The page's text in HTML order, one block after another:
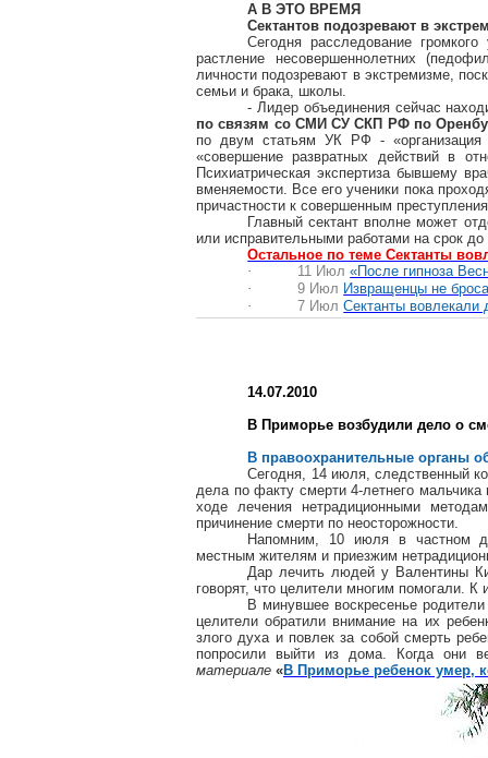
А В ЭТО ВРЕМЯ
Сектантов подозревают в
Сегодня расследование
растление несовершеннолетних
личности подозревают в экстремизме,
семьи и брака, школы.
- Лидер объединения сейчас
по связям со СМИ СУ СКП РФ по
по двум статьям УК РФ - «организация
«совершение развратных действий в
Психиатрическая экспертиза бывшему
вменяемости. Все его ученики пока
причастности к совершенным
Главный сектант вполне может
или исправительными работами на срок до
Остальное по теме Сектанты
·
11 Июл «После гипноза
·
9 Июл Извращенцы не
·
7 Июл Сектанты вовлекали
14.07.2010
В Приморье возбудили дело о
В правоохранительные органы
Сегодня, 14 июля, следственный
дела по факту смерти 4-летнего
ходе лечения нетрадиционными
причинение смерти по неосторожности.
Напомним, 10 июля в частном
местным жителям и приезжим
Дар лечить людей у Валентины
говорят, что целители многим помогали.
В минувшее воскресенье
целители обратили внимание на их
злого духа и повлек за собой смерть
попросили выйти из дома. Когда
материале «В Приморье ребенок умер,